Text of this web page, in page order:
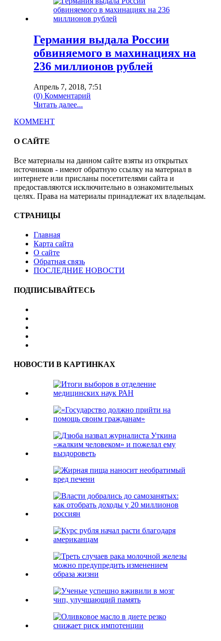
Германия выдала России
обвиняемого в махинациях на
236 миллионов рублей
Апрель 7, 2018, 7:51
(0) Комментарий
Читать далее...
КОММЕНТ
О САЙТЕ
Все материалы на данном сайте взяты из открытых
источников - имеют обратную ссылку на материал в
интернете или присланы посетителями сайта и
предоставляются исключительно в ознакомительных
целях. Права на материалы принадлежат их владельцам.
СТРАНИЦЫ
Главная
Карта сайта
О сайте
Обратная связь
ПОСЛЕДНИЕ НОВОСТИ
ПОДПИСЫВАЙТЕСЬ
НОВОСТИ В КАРТИНКАХ